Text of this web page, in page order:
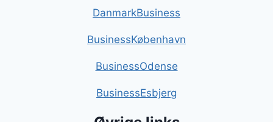
DanmarkBusiness
BusinessKøbenhavn
BusinessOdense
BusinessEsbjerg